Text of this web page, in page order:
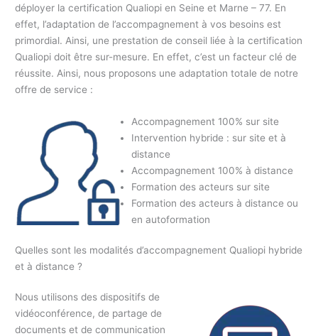
déployer la certification Qualiopi en Seine et Marne – 77. En
effet, l’adaptation de l’accompagnement à vos besoins est
primordial. Ainsi, une prestation de conseil liée à la certification
Qualiopi doit être sur-mesure. En effet, c’est un facteur clé de
réussite. Ainsi, nous proposons une adaptation totale de notre
offre de service :
Accompagnement 100% sur site
Intervention hybride : sur site et à
distance
Accompagnement 100% à distance
Formation des acteurs sur site
Formation des acteurs à distance ou
en autoformation
Quelles sont les modalités d’accompagnement Qualiopi hybride
et à distance ?
Nous utilisons des dispositifs de
vidéoconférence, de partage de
documents et de communication